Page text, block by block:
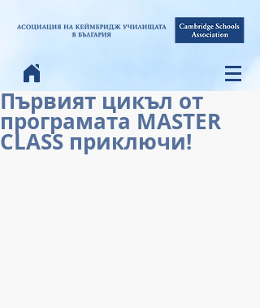
Първият цикъл от
програмата MASTER
CLASS приключи!